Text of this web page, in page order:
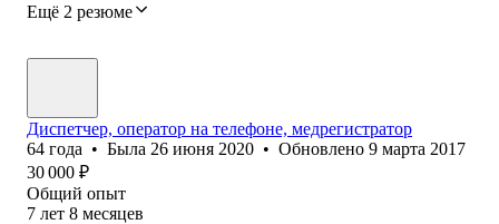
Ещё 2 резюме
Диспетчер, оператор на телефоне, медрегистратор
64 года • Была 26 июня 2020 • Обновлено 9 марта 2017
30 000 ₽
Общий опыт
7 лет 8 месяцев